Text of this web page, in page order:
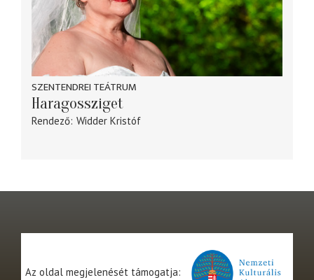
SZENTENDREI TEÁTRUM
Haragossziget
Rendező Widder Kristóf
Az oldal megjelenését támogatja: